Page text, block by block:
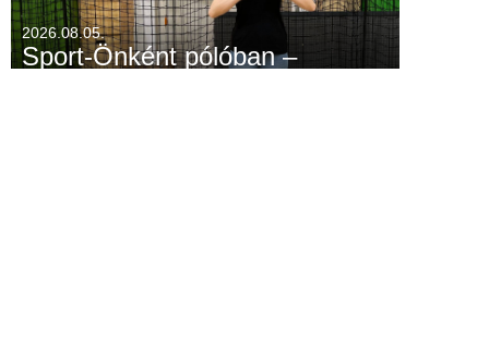
2026.08.05.
Sport-Önként pólóban –